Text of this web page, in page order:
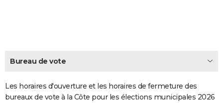
Carte de Noël
Carte Bonne année
Carte Saint-Valentin
Carte Pâques
Carte d'anniversaire
DICTIONNAIRE
Bureau de vote
Les horaires d'ouverture et les horaires de fermeture des
bureaux de vote à la Côte pour les élections municipales 2026